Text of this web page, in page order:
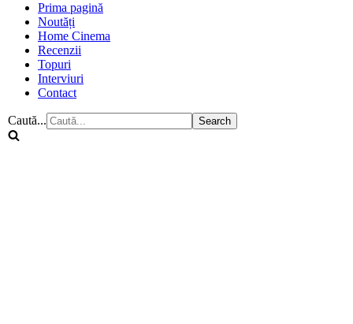
Prima pagină
Noutăți
Home Cinema
Recenzii
Topuri
Interviuri
Contact
Caută...